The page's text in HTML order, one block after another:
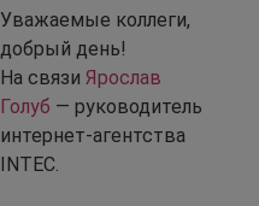
Уважаемые коллеги,
добрый день!
На связи Ярослав
Голуб — руководитель
интернет-агентства
INTEC.